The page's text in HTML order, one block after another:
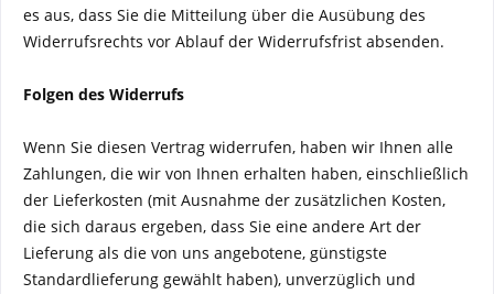
es aus, dass Sie die Mitteilung über die Ausübung des
Widerrufsrechts vor Ablauf der Widerrufsfrist absenden.
Folgen des Widerrufs
Wenn Sie diesen Vertrag widerrufen, haben wir Ihnen alle
Zahlungen, die wir von Ihnen erhalten haben, einschließlich
der Lieferkosten (mit Ausnahme der zusätzlichen Kosten,
die sich daraus ergeben, dass Sie eine andere Art der
Lieferung als die von uns angebotene, günstigste
Standardlieferung gewählt haben), unverzüglich und